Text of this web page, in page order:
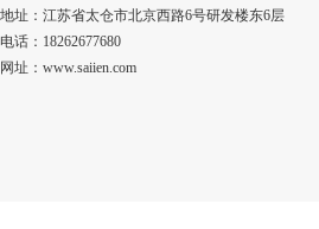
地址：江苏省太仓市北京西路6号研发楼东6层
电话：18262677680
网址：www.saiien.com